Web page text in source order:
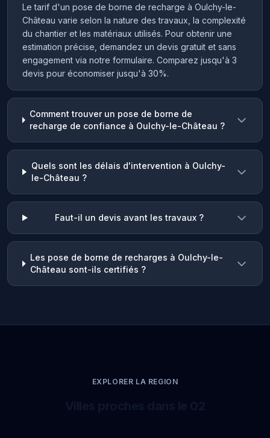
Le tarif d'un pose de borne de recharge à Oulchy-le-
Château varie selon la nature des travaux, la complexité
du chantier et les matériaux utilisés. Pour obtenir une
estimation précise, demandez un devis gratuit et sans
engagement via notre formulaire. Comparez jusqu'à 3
devis pour économiser jusqu'à 30%.
Comment trouver un pose de borne de
recharge de confiance à Oulchy-le-Château ?
Quels sont les délais d'intervention à Oulchy-
le-Château ?
Faut-il un devis avant les travaux ?
Les pose de borne de recharges à Oulchy-le-
Château sont-ils certifiés ?
EXPLORER LA REGION